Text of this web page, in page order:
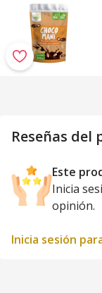
Reseñas del
Este
Inicia
opinión.
Inicia sesión